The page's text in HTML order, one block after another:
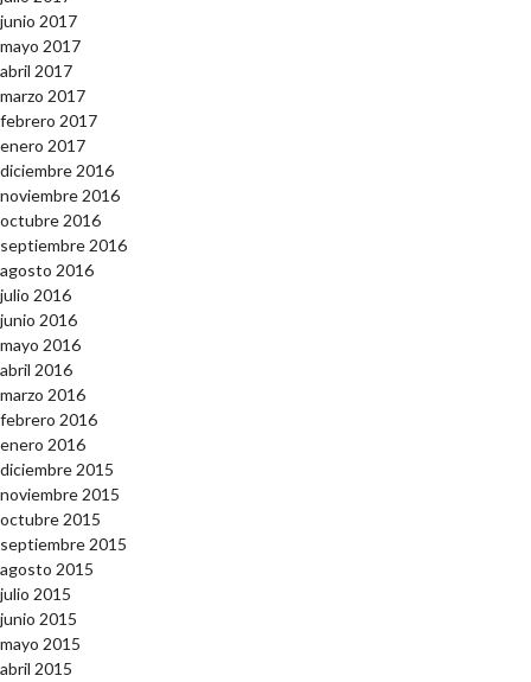
junio 2017
mayo 2017
abril 2017
marzo 2017
febrero 2017
enero 2017
diciembre 2016
noviembre 2016
octubre 2016
septiembre 2016
agosto 2016
julio 2016
junio 2016
mayo 2016
abril 2016
marzo 2016
febrero 2016
enero 2016
diciembre 2015
noviembre 2015
octubre 2015
septiembre 2015
agosto 2015
julio 2015
junio 2015
mayo 2015
abril 2015